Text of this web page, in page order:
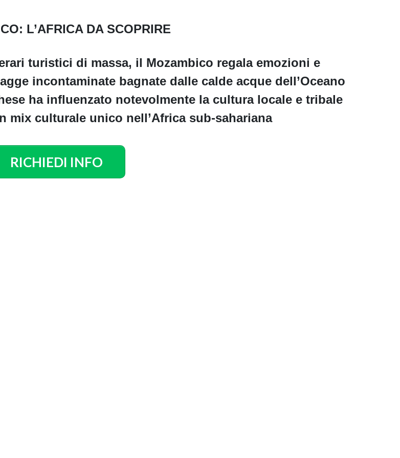
L’AFRICA DA SCOPRIRE
turistici di massa, il Mozambico regala emozioni e
incontaminate bagnate dalle calde acque dell’Oceano
ha influenzato notevolmente la cultura locale e tribale
mix culturale unico nell’Africa sub-sahariana
RICHIEDI INFO